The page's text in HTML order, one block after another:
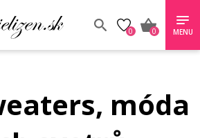
0 0 MENU
móda